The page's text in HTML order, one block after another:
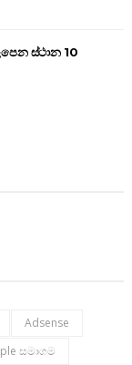
ස්ථාන 10
Adsense
සමාගම